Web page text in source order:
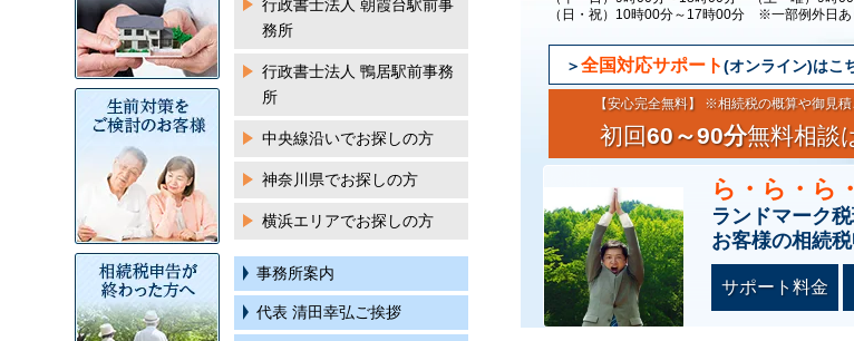
（日・祝）10時00分～17時00分 ※一部例外日あ
全国対応サポート (オンライン)はこ
【安心完全無料】 ※相続税の概算や御見積
初回60～90分無料相談
ら・ら・ら
ランドマーク
お客様の相続
サポート料金
行政書士法人 朝霞台駅前事
務所
行政書士法人 鴨居駅前事務
所
中央線沿いでお探しの方
神奈川県でお探しの方
横浜エリアでお探しの方
事務所案内
代表 清田幸弘ご挨拶